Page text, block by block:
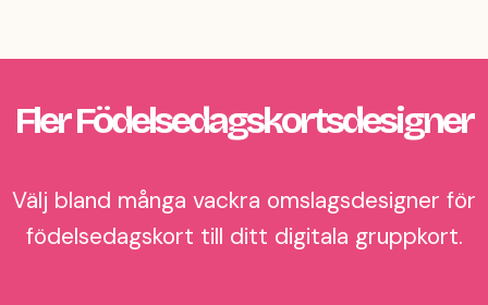
Fler Födelsedagskortsdesigner
Välj bland många vackra omslagsdesigner för
födelsedagskort till ditt digitala gruppkort.